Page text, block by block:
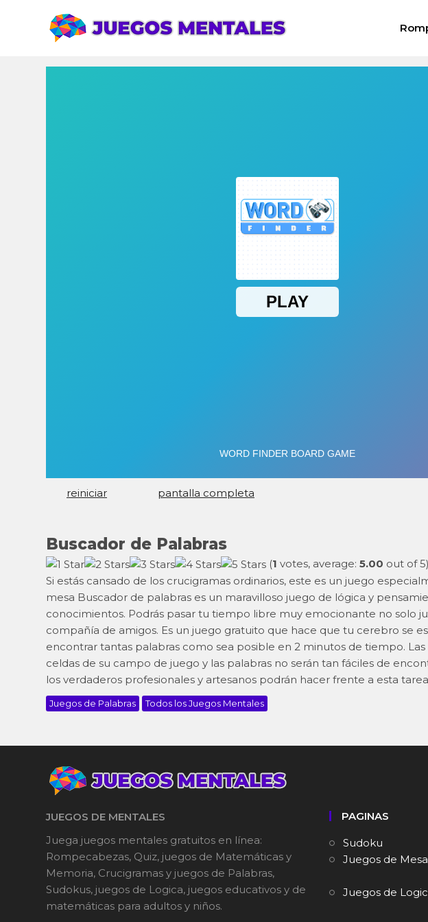
reiniciar pantalla completa
Buscador de Palabras
(1 votes, average: 5.00 out of 5)
Si estás cansado de los crucigramas ordinarios, este es un juego
mesa Buscador de palabras es un maravilloso juego de lógica y
conocimientos. Podrás pasar tu tiempo libre muy emocionante no solo
compañía de amigos. Es un juego gratuito que hace que tu cerebro se
encontrar tantas palabras como sea posible en 2 minutos de tiempo.
celdas de su campo de juego y las palabras no serán tan fáciles de
los verdaderos profesionales y artesanos podrán hacer frente a esta
Juegos de Palabras Todos los Juegos Mentales
JUEGOS DE MENTALES
Juega juegos mentales gratuitos en línea:
Rompecabezas, Quiz, juegos de Matemáticas y
Memoria, Crucigramas y juegos de Palabras,
Sudokus, juegos de Logica, juegos educativos y de
matemáticas para adultos y niños.
PAGINAS
Sudoku
Juegos de Mesa
Juegos de